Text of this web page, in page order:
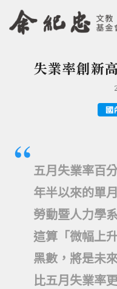
Jump
您在這裡
失業率創新
國
五月失業率百
年半以來的單
勞動暨人力學
這算「微幅上
黑數，將是未
比五月失業率